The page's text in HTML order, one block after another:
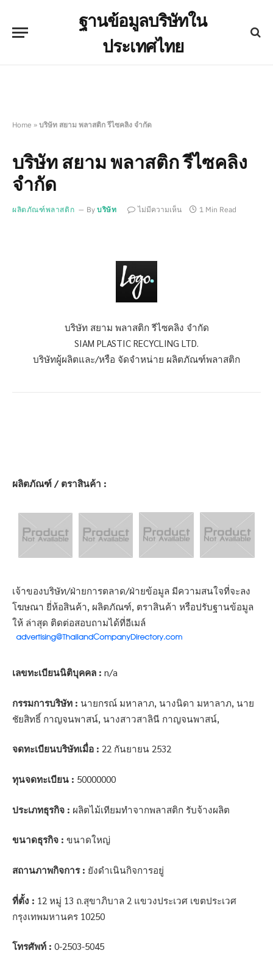
ฐานข้อมูลบริษัทใน
ประเทศไทย
Home » บริษัท สยาม พลาสติก รีไซคลิง จำกัด
บริษัท สยาม พลาสติก รีไซคลิง
จำกัด
ผลิตภัณฑ์พลาสติก By บริษัท ไม่มีความเห็น 1 Min Read
บริษัท สยาม พลาสติก รีไซคลิง จำกัด
SIAM PLASTIC RECYCLING LTD.
บริษัทผู้ผลิตและ/หรือ จัดจำหน่าย ผลิตภัณฑ์พลาสติก
ผลิตภัณฑ์ / ตราสินค้า :
เจ้าของบริษัท/ฝ่ายการตลาด/ฝ่ายข้อมูล มีความสนใจที่จะลง
โฆษณา ยี่ห้อสินค้า, ผลิตภัณฑ์, ตราสินค้า หรือปรับฐานข้อมูล
ให้ ล่าสุด ติดต่อสอบถามได้ที่อีเมล์
เลขทะเบียนนิติบุคคล : n/a
กรรมการบริษัท : นายกรณ์ มหาลาภ, นางนิดา มหาลาภ, นาย
ชัยสิทธิ์ กาญจนพาสน์, นางสาวสาลินี กาญจนพาสน์,
จดทะเบียนบริษัทเมื่อ : 22 กันยายน 2532
ทุนจดทะเบียน : 50000000
ประเภทธุรกิจ : ผลิตไม้เทียมทำจากพลาสติก รับจ้างผลิต
ขนาดธุรกิจ : ขนาดใหญ่
สถานภาพกิจการ : ยังดำเนินกิจการอยู่
ที่ตั้ง : 12 หมู่ 13 ถ.สุขาภิบาล 2 แขวงประเวศ เขตประเวศ
กรุงเทพมหานคร 10250
โทรศัพท์ : 0-2503-5045